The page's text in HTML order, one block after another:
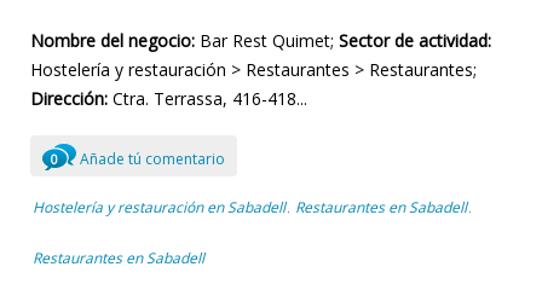
Nombre del negocio: Bar Rest Quimet; Sector de actividad:
Hostelería y restauración > Restaurantes > Restaurantes;
Dirección: Ctra. Terrassa, 416-418...
0 Añade tú comentario
Hostelería y restauración en Sabadell , Restaurantes en Sabadell ,
Restaurantes en Sabadell